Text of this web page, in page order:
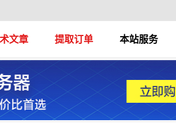
文章 提取订单 本站服务